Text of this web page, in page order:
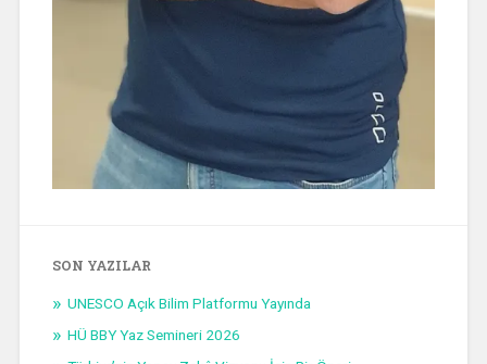
SON YAZILAR
UNESCO Açık Bilim Platformu Yayında
HÜ BBY Yaz Semineri 2026